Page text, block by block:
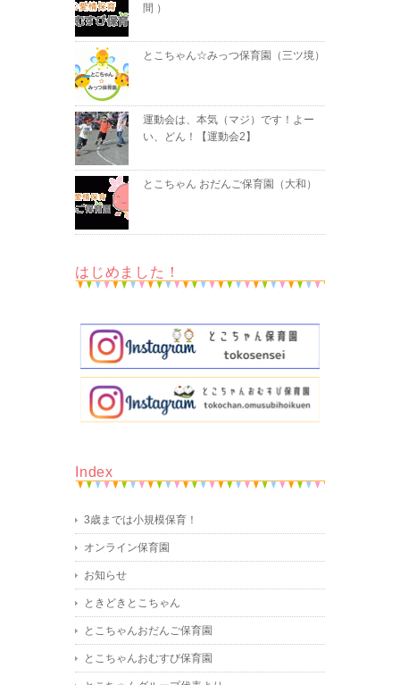
間 ）
とこちゃん☆みっつ保育園（三ツ境）
運動会は、本気（マジ）です！よー
い、どん！【運動会2】
とこちゃん おだんご保育園（大和）
はじめました！
Index
3歳までは小規模保育！
オンライン保育園
お知らせ
ときどきとこちゃん
とこちゃんおだんご保育園
とこちゃんおむすび保育園